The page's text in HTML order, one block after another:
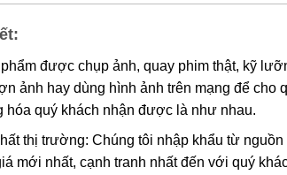
của ametit là do có lẫn tạp chất
sẽ tạo nên màu.
thành màu vàng , và hầu hết , cairngorm
gia nhiệt”. Thạch anh ametit có xu hướng bị
lượng cao. Các đặc điểm hóa học và
được chụp ảnh, quay phim thật, kỹ
ảnh hay dùng hình ảnh trên mạng để cho
hóa quý khách nhận được là như nhau.
thị trường: Chúng tôi nhập khẩu từ
mới nhất, cạnh tranh nhất đến với quý